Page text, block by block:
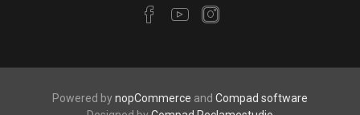
Powered bynopCommerce and Compad software